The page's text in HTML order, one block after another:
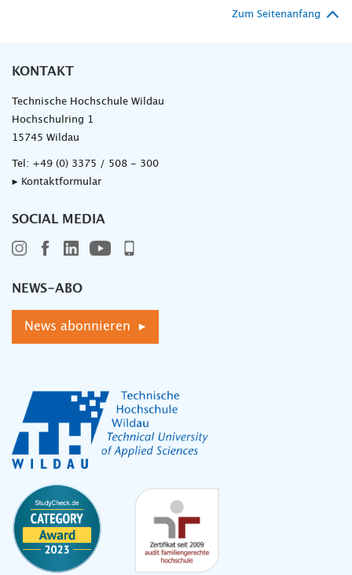
Zum Seitenanfang
KONTAKT
Technische Hochschule Wildau
Hochschulring 1
15745 Wildau
Tel: +49 (0) 3375 / 508 - 300
▸ Kontaktformular
SOCIAL MEDIA
NEWS-ABO
News abonnieren ▸